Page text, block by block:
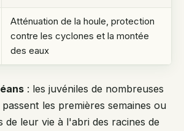
Atténuation de la houle, protection
contre les cyclones et la montée
des eaux
: les juvéniles de nombreuses
les premières semaines ou
de leur vie à l'abri des racines de